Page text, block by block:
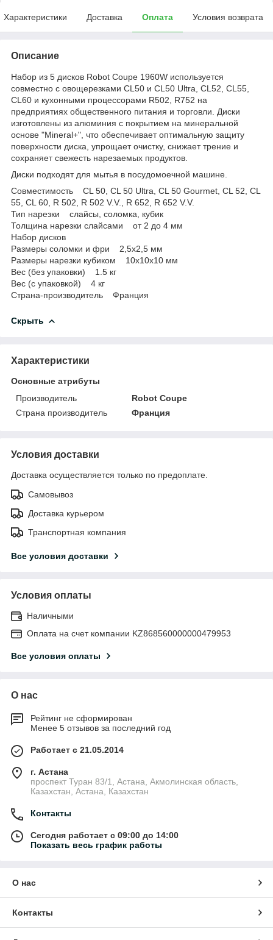
Характеристики Доставка Оплата Условия возврата
Описание
Набор из 5 дисков Robot Coupe 1960W используется
совместно с овощерезками CL50 и CL50 Ultra, CL52, CL55,
CL60 и кухонными процессорами R502, R752 на
предприятиях общественного питания и торговли. Диски
изготовлены из алюминия с покрытием на минеральной
основе "Mineral+", что обеспечивает оптимальную защиту
поверхности диска, упрощает очистку, снижает трение и
сохраняет свежесть нарезаемых продуктов.
Диски подходят для мытья в посудомоечной машине.
Совместимость CL 50, CL 50 Ultra, CL 50 Gourmet, CL 52, CL
55, CL 60, R 502, R 502 V.V., R 652, R 652 V.V.
Тип нарезки слайсы, соломка, кубик
Толщина нарезки слайсами от 2 до 4 мм
Набор дисков
Размеры соломки и фри 2,5x2,5 мм
Размеры нарезки кубиком 10x10x10 мм
Вес (без упаковки) 1.5 кг
Вес (с упаковкой) 4 кг
Страна-производитель Франция
Скрыть
Характеристики
Основные атрибуты
Производитель
Robot Coupe
Страна производитель
Франция
Условия доставки
Доставка осуществляется только по предоплате.
Самовывоз
Доставка курьером
Транспортная компания
Все условия доставки
Условия оплаты
Наличными
Оплата на счет компании KZ868560000000479953
Все условия оплаты
О нас
Рейтинг не сформирован
Менее 5 отзывов за последний год
Работает с 21.05.2014
г. Астана
проспект Туран 83/1, Астана, Акмолинская область,
Казахстан, Астана, Казахстан
Контакты
Сегодня работает с 09:00 до 14:00
Показать весь график работы
О нас
Контакты